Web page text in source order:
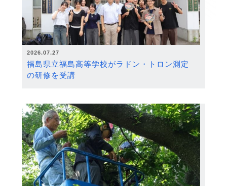
2026.07.27
福島県立福島高等学校がラドン・トロン測定
の研修を受講